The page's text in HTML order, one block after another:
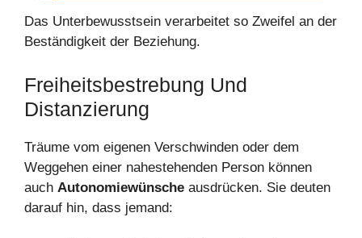
Das Unterbewusstsein verarbeitet so Zweifel an der
Beständigkeit der Beziehung.
Freiheitsbestrebung Und
Distanzierung
Träume vom eigenen Verschwinden oder dem
Weggehen einer nahestehenden Person können
auch Autonomiewünsche ausdrücken. Sie deuten
darauf hin, dass jemand: